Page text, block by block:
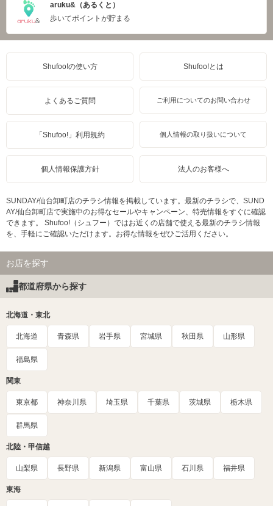
aruku&（あるくと）
歩いてポイントが貯まる
Shufoo!の使い方 Shufoo!とは
よくあるご質問 ご利用についてのお問い合わせ
「Shufoo!」利用規約 個人情報の取り扱いについて
個人情報保護方針 法人のお客様へ
SUNDAY/仙台卸町店のチラシ情報を掲載しています。最新のチラシで、SUND
AY/仙台卸町店で実施中のお得なセールやキャンペーン、特売情報をすぐに確認
できます。 Shufoo!（シュフー）ではお近くの店舗で使える最新のチラシ情報
を、手軽にご確認いただけます。お得な情報をぜひご活用ください。
お店を探す
都道府県から探す
北海道・東北
北海道 青森県 岩手県 宮城県 秋田県 山形県
福島県
関東
東京都 神奈川県 埼玉県 千葉県 茨城県 栃木県
群馬県
北陸・甲信越
山梨県 長野県 新潟県 富山県 石川県 福井県
東海